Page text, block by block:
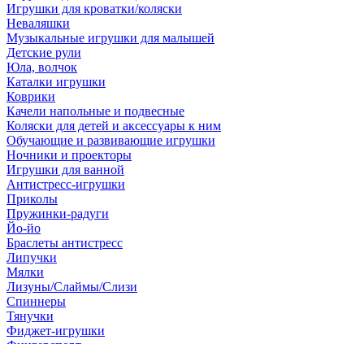
Игрушки для кроватки/коляски
Неваляшки
Музыкальные игрушки для малышей
Детские рули
Юла, волчок
Каталки игрушки
Коврики
Качели напольные и подвесные
Коляски для детей и аксессуары к ним
Обучающие и развивающие игрушки
Ночники и проекторы
Игрушки для ванной
Антистресс-игрушки
Приколы
Пружинки-радуги
Йо-йо
Браслеты антистресс
Липучки
Мялки
Лизуны/Слаймы/Слизи
Спиннеры
Тянучки
Фиджет-игрушки